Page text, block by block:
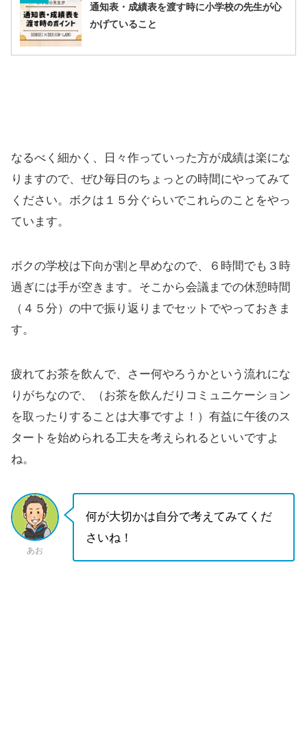
通知表・成績表を渡す時に小学校の先生が心
かげていること
なるべく細かく、日々作っていった方が成績は楽にな
りますので、ぜひ毎日のちょっとの時間にやってみて
ください。ボクは１５分ぐらいでこれらのことをやっ
ています。
ボクの学校は下向が割と早めなので、６時間でも３時
過ぎには手が空きます。そこから会議までの休憩時間
（４５分）の中で振り返りまでセットでやっておきま
す。
疲れてお茶を飲んで、さー何やろうかという流れにな
りがちなので、（お茶を飲んだりコミュニケーション
を取ったりすることは大事ですよ！）有益に午後のス
タートを始められる工夫を考えられるといいですよ
ね。
あお
何が大切かは自分で考えてみてくだ
さいね！